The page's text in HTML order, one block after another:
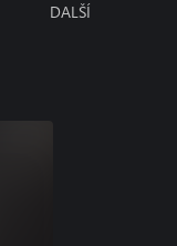
DALŠÍ